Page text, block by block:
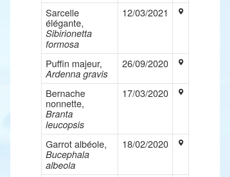
Sarcelle
élégante,
Sibirionetta
formosa
12/03/2021
Puffin majeur,
Ardenna gravis
26/09/2020
Bernache
nonnette,
Branta
leucopsis
17/03/2020
Garrot albéole,
Bucephala
albeola
18/02/2020